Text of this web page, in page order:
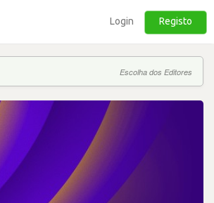
Login Registo
Escolha dos Editores